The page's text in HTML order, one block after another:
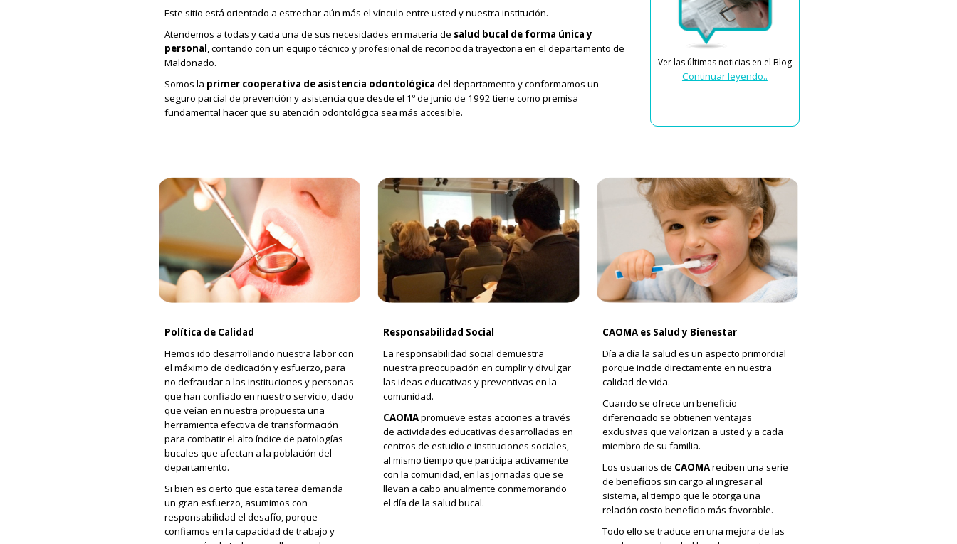
Este sitio está orientado a estrechar aún más el vínculo entre usted y nuestra institución.
Atendemos a todas y cada una de sus necesidades en materia de salud bucal de forma única y
personal, contando con un equipo técnico y profesional de reconocida trayectoria en el departamento de
Maldonado.
Somos la primer cooperativa de asistencia odontológica del departamento y conformamos un
seguro parcial de prevención y asistencia que desde el 1º de junio de 1992 tiene como premisa
fundamental hacer que su atención odontológica sea más accesible.
Ver las últimas noticias en el Blog
Continuar leyendo..
Política de Calidad
Hemos ido desarrollando nuestra labor con
el máximo de dedicación y esfuerzo, para
no defraudar a las instituciones y personas
que han confiado en nuestro servicio, dado
que veían en nuestra propuesta una
herramienta efectiva de transformación
para combatir el alto índice de patologías
bucales que afectan a la población del
departamento.
Si bien es cierto que esta tarea demanda
un gran esfuerzo, asumimos con
responsabilidad el desafío, porque
confiamos en la capacidad de trabajo y
Responsabilidad Social
La responsabilidad social demuestra
nuestra preocupación en cumplir y divulgar
las ideas educativas y preventivas en la
comunidad.
CAOMApromueve estas acciones a través
de actividades educativas desarrolladas en
centros de estudio e instituciones sociales,
al mismo tiempo que participa activamente
con la comunidad, en las jornadas que se
llevan a cabo anualmente conmemorando
el día de la salud bucal.
CAOMA es Salud y Bienestar
Día a día la salud es un aspecto primordial
porque incide directamente en nuestra
calidad de vida.
Cuando se ofrece un beneficio
diferenciado se obtienen ventajas
exclusivas que valorizan a usted y a cada
miembro de su familia.
Los usuarios de CAOMAreciben una serie
de beneficios sin cargo al ingresar al
sistema, al tiempo que le otorga una
relación costo beneficio más favorable.
Todo ello se traduce en una mejora de las